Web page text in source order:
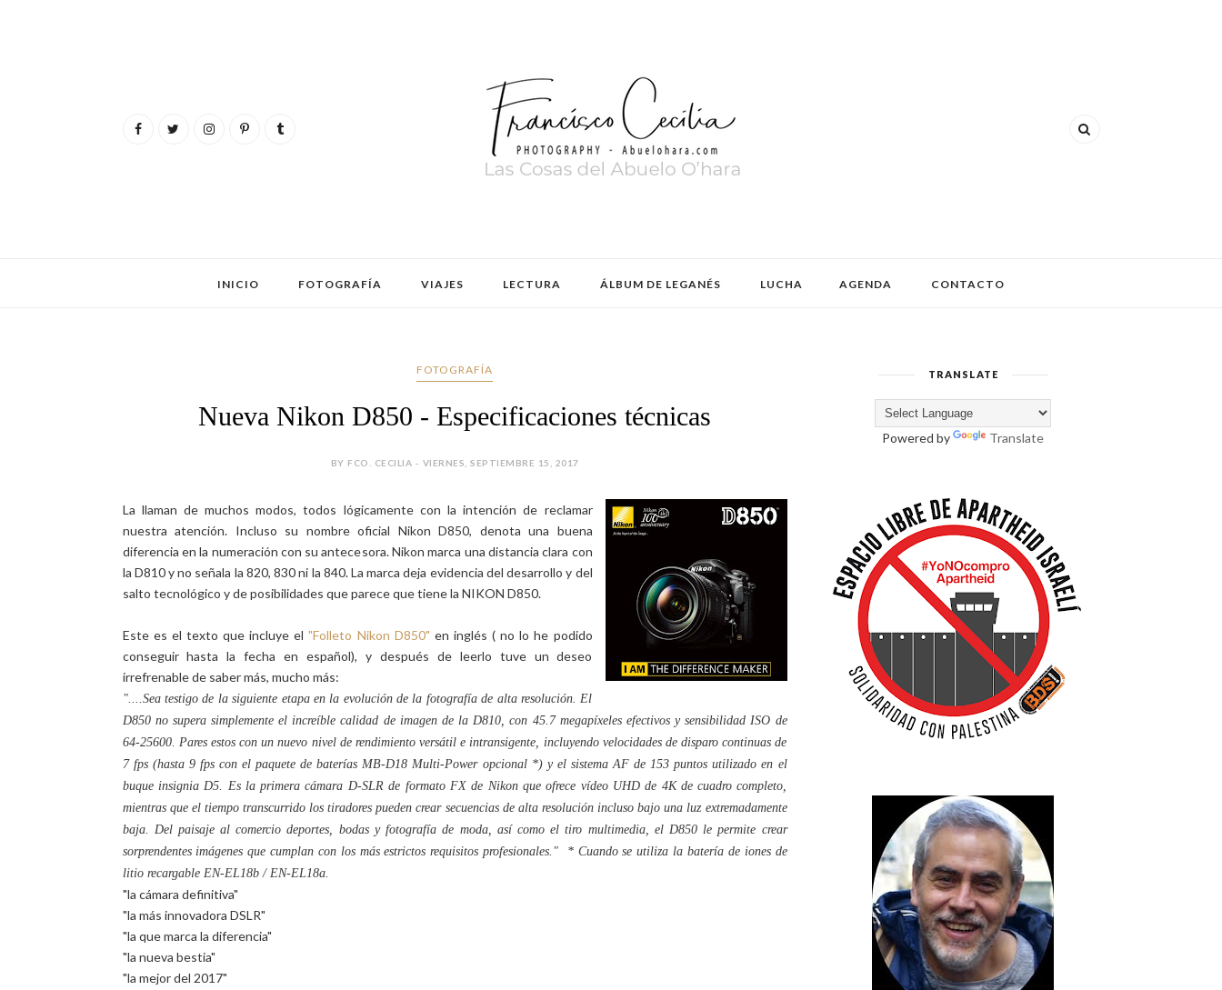
INICIO FOTOGRAFÍA VIAJES LECTURA ÁLBUM DE LEGANÉS LUCHA AGENDA CONTACTO
FOTOGRAFÍA
Nueva Nikon D850 - Especificaciones técnicas
BY FCO. CECILIA - VIERNES, SEPTIEMBRE 15, 2017
La llaman de muchos modos, todos lógicamente con la intención de reclamar
nuestra atención. Incluso su nombre oficial Nikon D850, denota una buena
diferencia en la numeración con su antecesora. Nikon marca una distancia clara con
la D810 y no señala la 820, 830 ni la 840. La marca deja evidencia del desarrollo y del
salto tecnológico y de posibilidades que parece que tiene la NIKON D850.
Este es el texto que incluye el"Folleto Nikon D850" en inglés ( no lo he podido
conseguir hasta la fecha en español), y después de leerlo tuve un deseo
irrefrenable de saber más, mucho más:
"....Sea testigo de la siguiente etapa en la evolución de la fotografía de alta resolución. El
D850 no supera simplemente el increíble calidad de imagen de la D810, con 45.7 megapíxeles efectivos y sensibilidad ISO de
64-25600. Pares estos con un nuevo nivel de rendimiento versátil e intransigente, incluyendo velocidades de disparo continuas de
7 fps (hasta 9 fps con el paquete de baterías MB-D18 Multi-Power opcional *) y el sistema AF de 153 puntos utilizado en el
buque insignia D5. Es la primera cámara D-SLR de formato FX de Nikon que ofrece vídeo UHD de 4K de cuadro completo,
mientras que el tiempo transcurrido los tiradores pueden crear secuencias de alta resolución incluso bajo una luz extremadamente
baja. Del paisaje al comercio deportes, bodas y fotografía de moda, así como el tiro multimedia, el D850 le permite crear
sorprendentes imágenes que cumplan con los más estrictos requisitos profesionales." * Cuando se utiliza la batería de iones de
litio recargable EN-EL18b / EN-EL18a.
"la cámara definitiva"
"la más innovadora DSLR"
"la que marca la diferencia"
"la nueva bestia"
"la mejor del 2017"
TRANSLATE
Powered by Translate